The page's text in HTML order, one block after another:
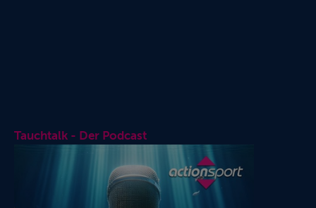
Tauchtalk - Der Podcast